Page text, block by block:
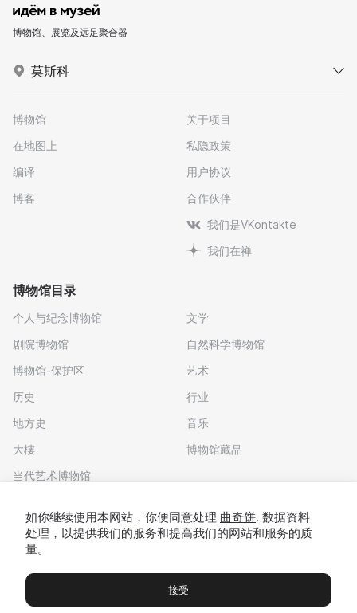
博物馆、展览及远足聚合器
莫斯科
博物馆
在地图上
编译
博客
关于项目
私隐政策
用户协议
合作伙伴
我们是VKontakte
我们在禅
博物馆目录
个人与纪念博物馆
剧院博物馆
博物馆-保护区
历史
地方史
大樓
当代艺术博物馆
文学
自然科学博物馆
艺术
行业
音乐
博物馆藏品
博物馆 展览及展览 Чаты Вы
如你继续使用本网站，你便同意处理 曲奇饼. 数据资料
处理，以提供我们的服务和提高我们的网站和服务的质
量。
接受